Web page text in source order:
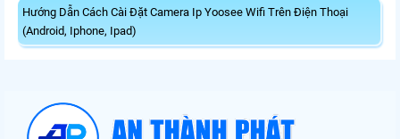
Hướng Dẫn Cách Cài Đặt Camera Ip Yoosee Wifi Trên Điện Thoại
(Android, Iphone, Ipad)